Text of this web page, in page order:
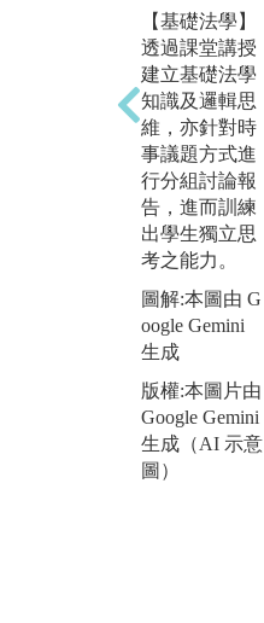
【基礎法學】
透過課堂講授
建立基礎法學
知識及邏輯思
維，亦針對時
事議題方式進
行分組討論報
告，進而訓練
出學生獨立思
考之能力。
圖解:本圖由 G
oogle Gemini
生成
版權:本圖片由
Google Gemini
生成（AI 示意
圖）